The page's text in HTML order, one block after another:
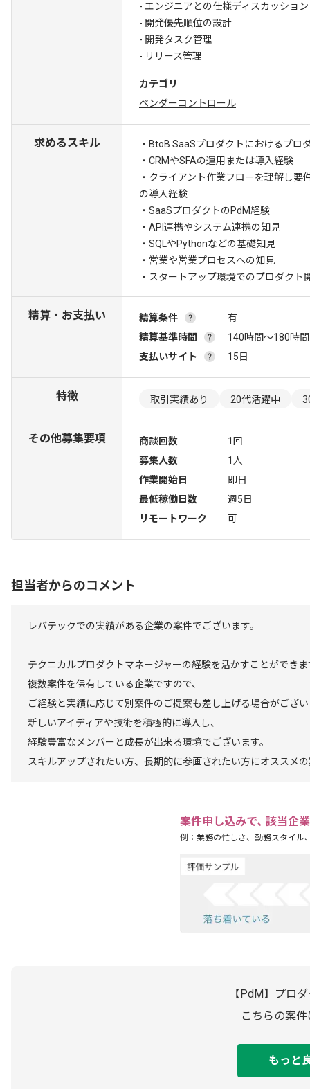
- エンジニアとの仕様ディスカッション
- 開発優先順位の設計
- 開発タスク管理
- リリース管理
カテゴリ
ベンダーコントロール
求めるスキル
・BtoB SaaSプロダクトにおけるプロ
・CRMやSFAの運用または導入経験
・クライアント作業フローを理解し要
の導入経験
・SaaSプロダクトのPdM経験
・API連携やシステム連携の知見
・SQLやPythonなどの基礎知見
・営業や営業プロセスへの知見
・スタートアップ環境でのプロダクト
精算・お支払い 精算条件
有
精算基準時間
140時間〜180時間
支払いサイト
15日
特徴 取引実績あり 20代活躍中
その他募集要項 商談回数
1回
募集人数
1人
作業開始日
即日
最低稼働日数
週5日
リモートワーク
可
担当者からのコメント
レバテックでの実績がある企業の案件でございます。
テクニカルプロダクトマネージャーの経験を活かすことができま
複数案件を保有している企業ですので、
ご経験と実績に応じて別案件のご提案も差し上げる場合がござ
新しいアイディアや技術を積極的に導入し、
経験豊富なメンバーと成長が出来る環境でございます。
スキルアップされたい方、長期的に参画されたい方にオススメ
案件申し込みで､ 該当企
例：業務の忙しさ、勤務スタイル
【PdM】プロ
こちらの案
もっと